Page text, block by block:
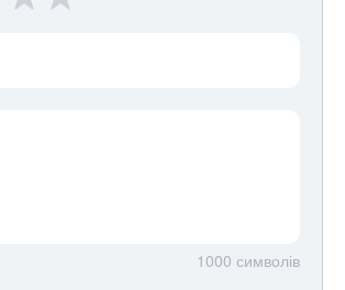
1000 символів